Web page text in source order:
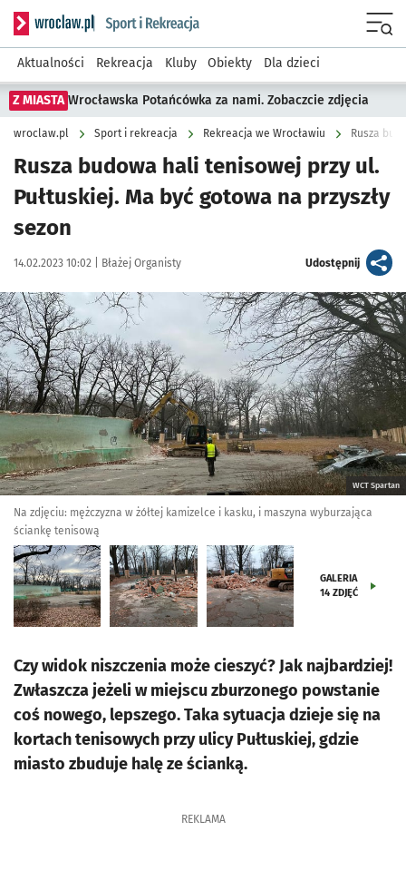
Serwis informacyjny wroclaw.pl podserwis: Sport i rekreacja
Aktualności Rekreacja Kluby Obiekty Dla dzieci
Z MIASTA Wrocławska Potańcówka za nami. Zobaczcie zdjęcia
wroclaw.pl Sport i rekreacja Rekreacja we Wrocławiu Rusza
Rusza budowa hali tenisowej przy ul.
Pułtuskiej. Ma być gotowa na przyszły
sezon
Data publikacji:
14.02.2023 10:02 | Autor:
Błażej Organisty Udostępnijartykuł
Kliknij, aby zobaczyć galerię
WCT Spartan
Na zdjęciu: mężczyzna w żółtej kamizelce i kasku, i maszyna wyburzająca
ściankę tenisową
GALERIA
14 ZDJĘĆ
Czy widok niszczenia może cieszyć? Jak najbardziej!
Zwłaszcza jeżeli w miejscu zburzonego powstanie
coś nowego, lepszego. Taka sytuacja dzieje się na
kortach tenisowych przy ulicy Pułtuskiej, gdzie
miasto zbuduje halę ze ścianką.
REKLAMA